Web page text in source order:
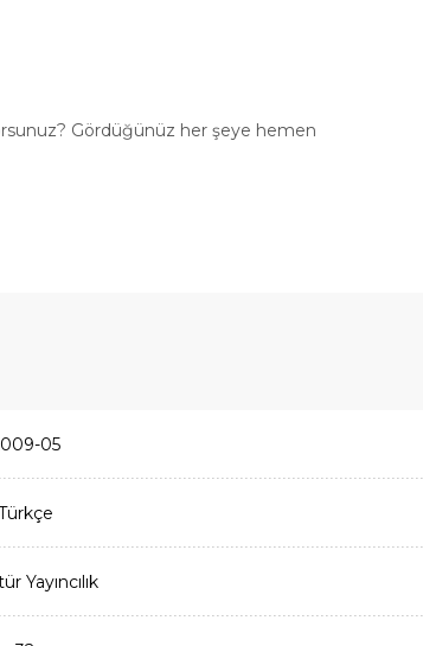
Gördüğünüz her şeye hemen
05
Yayıncılık